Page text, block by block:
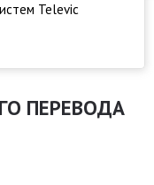
Televic
ПЕРЕВОДА